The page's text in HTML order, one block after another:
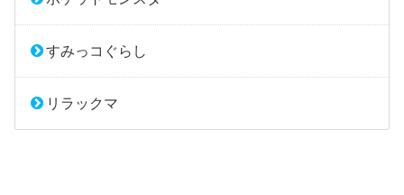
すみっコぐらし
リラックマ